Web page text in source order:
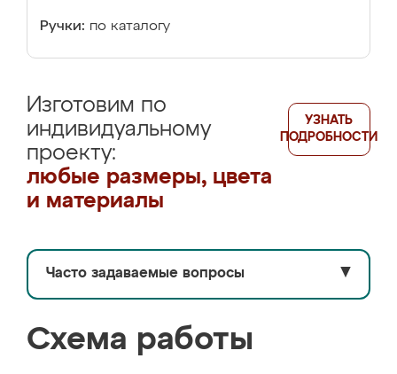
Ручки: по каталогу
Изготовим по
индивидуальному
проекту:
любые размеры, цвета
и материалы
УЗНАТЬ
ПОДРОБНОСТИ
Часто задаваемые вопросы ▼
Схема работы